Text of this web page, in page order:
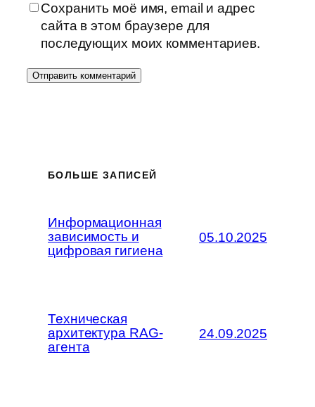
Сохранить моё имя, email и адрес
сайта в этом браузере для
последующих моих комментариев.
БОЛЬШЕ ЗАПИСЕЙ
Информационная
зависимость и
цифровая гигиена
05.10.2025
Техническая
архитектура RAG-
агента
24.09.2025